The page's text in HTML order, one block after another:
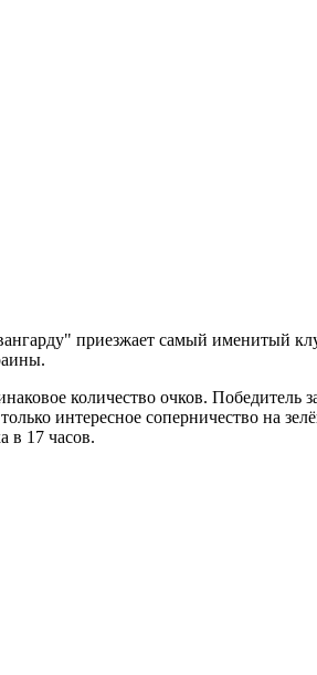
приезжает самый именитый
количество очков. Победитель
интересное соперничество на
в 17 часов.